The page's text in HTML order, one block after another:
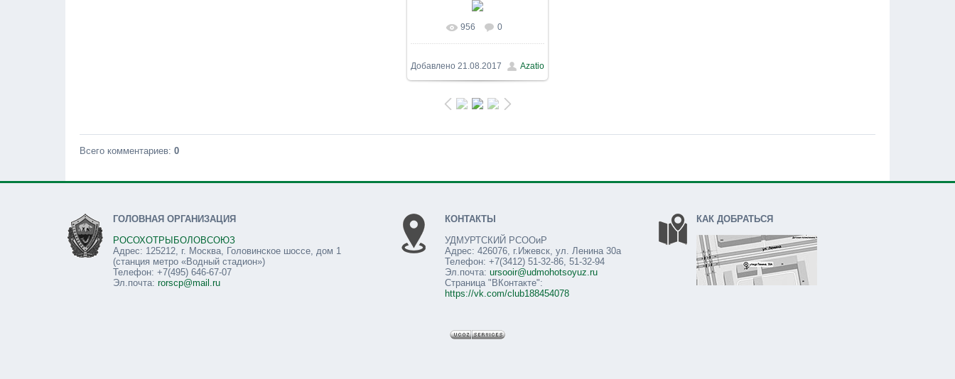
В реальном размере
800x600/ 121.6Kb
956 0
Добавлено 21.08.2017 Azatio
Всего комментариев: 0
ГОЛОВНАЯ ОРГАНИЗАЦИЯ
РОСОХОТРЫБОЛОВСОЮЗ
Адрес: 125212, г. Москва, Головинское шоссе, дом 1
(станция метро «Водный стадион»)
Телефон: +7(495) 646-67-07
Эл.почта: rorscp@mail.ru
КОНТАКТЫ
УДМУРТСКИЙ РСООиР
Адрес: 426076, г.Ижевск, ул. Ленина 30а
Телефон: +7(3412) 51-32-86, 51-32-94
Эл.почта: ursooir@udmohotsoyuz.ru
Страница "ВКонтакте":
https://vk.com/club188454078
КАК ДОБРАТЬСЯ